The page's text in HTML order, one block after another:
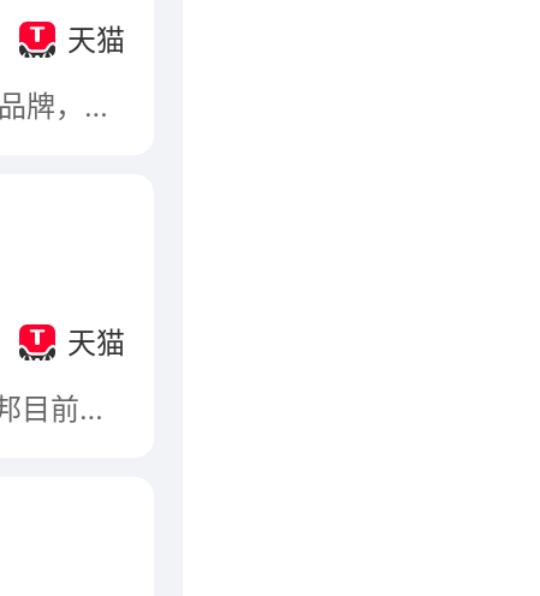
天猫
浙江帅丰电器有限公司，帅丰SANFER，集成环保灶品牌，行业著名品牌，可拆洗集成灶发明专利人，中国名优产品，中国产品质量放心品牌，集成灶国家标准主要起草单位之一，国家高新技术企业，中国厨具行业最具创新发展能力和出口创汇的研发、制造企业之一。
天猫
潮邦Caoban，属于浙江潮邦厨具电器有限公司，潮邦目前主要系列产品为集成灶，它集吸油烟功能、燃气灶、保洁、微波、蒸烤等多项功能为一体的新型厨电产品，采用德国制造工艺，一体化设计、简洁大方，可满足日常煎、炒、烹、炸等各种需求，更为您节省宝贵的厨房空间；个性化设计、智能操控，让您使用更便捷、清洁更简单。